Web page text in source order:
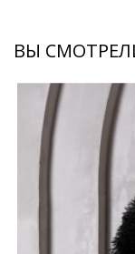
см.
мягкость ворса
эмулирующую
созданный этой
и словно
При движении
едва
привлекает
ВЫ